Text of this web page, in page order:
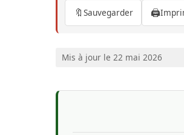
🔖 Sauvegarder 🖨️
Mis à jour le 22 mai 2026